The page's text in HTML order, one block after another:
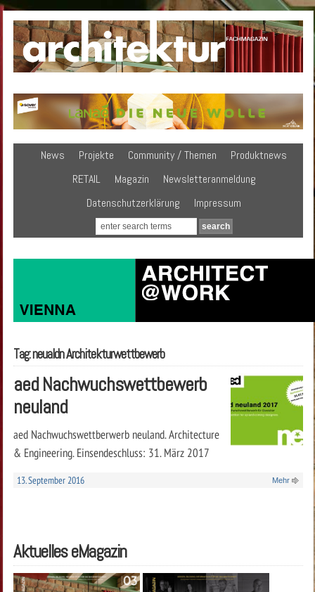
News Projekte Community / Themen
Produktnews
RETAIL
Magazin
Newsletteranmeldung
Datenschutzerklärung
Impressum
Tag: neualdn Architekturwettbewerb
aed Nachwuchswettbewerb
neuland
aed Nachwuchswettberwerb neuland. Architecture
& Engineering. Einsendeschluss: 31. März 2017
13. September 2016 Mehr
Aktuelles eMagazin